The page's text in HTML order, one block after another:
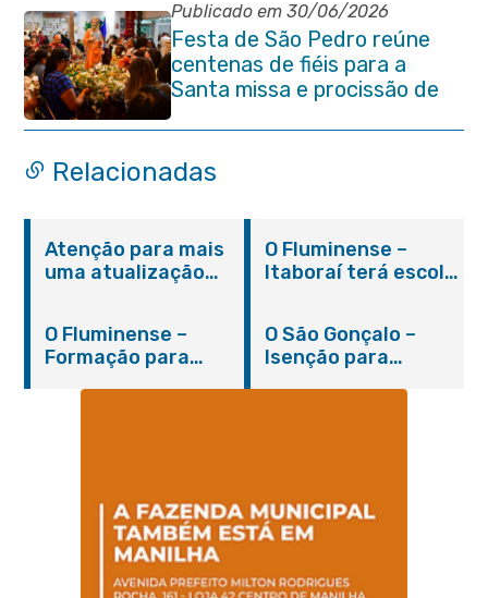
Publicado em 30/06/2026
Festa de São Pedro reúne
centenas de fiéis para a
Santa missa e procissão de
encerramento e shows
Relacionadas
Atenção para mais
uma atualização
em Itaboraí (24/05)
O Fluminense –
Itaboraí terá escola
março
O Fluminense –
Formação para
O São Gonçalo –
Isenção para